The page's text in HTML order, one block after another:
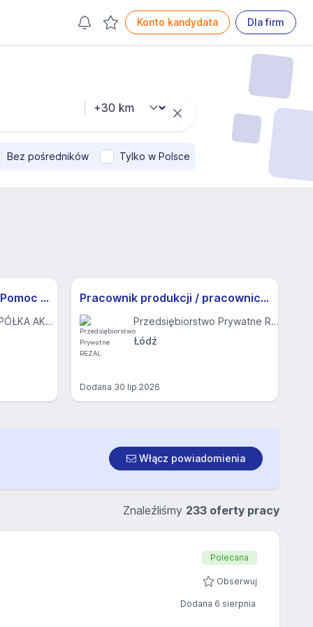
Konto kandydata Dla firm
Bez pośredników Tylko w Polsce
Pracownik/ca produkcji - Pomoc Kuchenna
REKEEP POLSKA SPÓŁKA AKCYJNA
Pracownik produkcji / pracowniczka produkcji
Przedsiębiorstwo Prywatne REZAL
Łódź
Dodana 30 lip 2026
Włącz powiadomienia
Znaleźliśmy 233 oferty pracy
Polecana
Obserwuj
Dodana 6 sierpnia